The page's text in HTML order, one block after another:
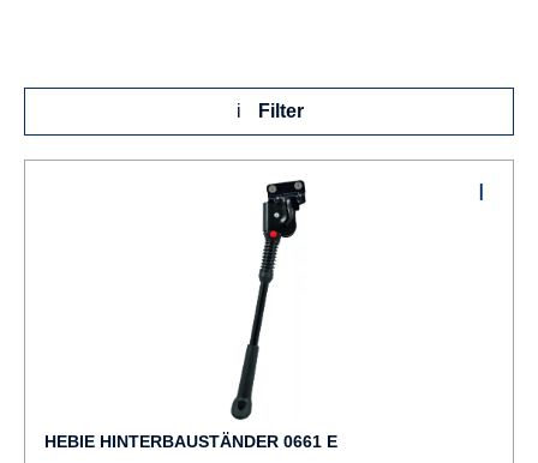
Filter
HEBIE HINTERBAUSTÄNDER 0661 E